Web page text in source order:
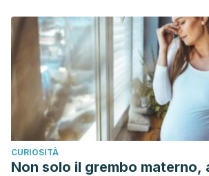
CURIOSITÀ
Non solo il grembo materno,